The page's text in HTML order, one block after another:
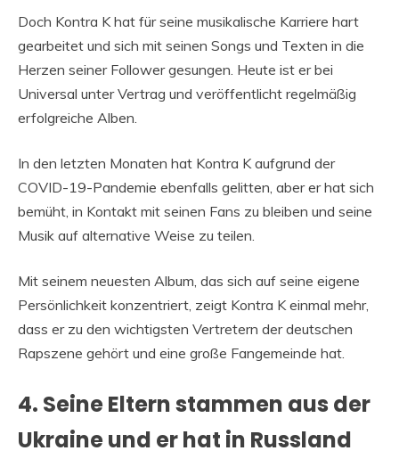
Doch Kontra K hat für seine musikalische Karriere hart
gearbeitet und sich mit seinen Songs und Texten in die
Herzen seiner Follower gesungen. Heute ist er bei
Universal unter Vertrag und veröffentlicht regelmäßig
erfolgreiche Alben.
In den letzten Monaten hat Kontra K aufgrund der
COVID-19-Pandemie ebenfalls gelitten, aber er hat sich
bemüht, in Kontakt mit seinen Fans zu bleiben und seine
Musik auf alternative Weise zu teilen.
Mit seinem neuesten Album, das sich auf seine eigene
Persönlichkeit konzentriert, zeigt Kontra K einmal mehr,
dass er zu den wichtigsten Vertretern der deutschen
Rapszene gehört und eine große Fangemeinde hat.
4. Seine Eltern stammen aus der
Ukraine und er hat in Russland